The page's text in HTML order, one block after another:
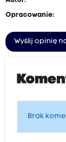
Opracowanie:
Wyślij opinię
Brak